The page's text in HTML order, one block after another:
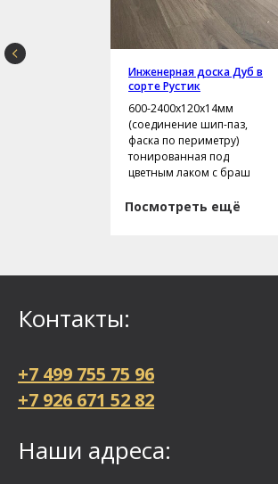
Инженерная доска Дуб в
сорте Рустик
600-2400х120х14мм
(соединение шип-паз,
фаска по периметру)
тонированная под
цветным лаком с браш
Посмотреть ещё
Контакты:
+7 499 755 75 96
+7 926 671 52 82
Наши адреса: